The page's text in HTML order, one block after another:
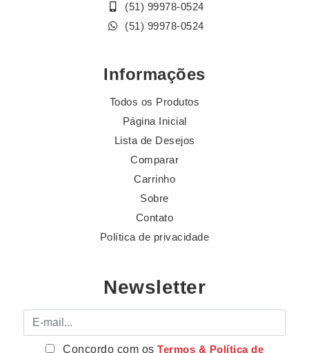
(51) 99978-0524
(51) 99978-0524
Informações
Todos os Produtos
Página Inicial
Lista de Desejos
Comparar
Carrinho
Sobre
Contato
Política de privacidade
Newsletter
E-mail
Concordo com osTermos & Política de